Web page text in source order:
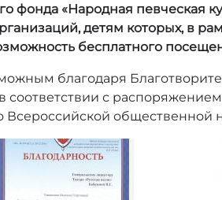
фонда «Народная певческая
детям которых, в
бесплатного
благодаря
соответствии с
Всероссийской